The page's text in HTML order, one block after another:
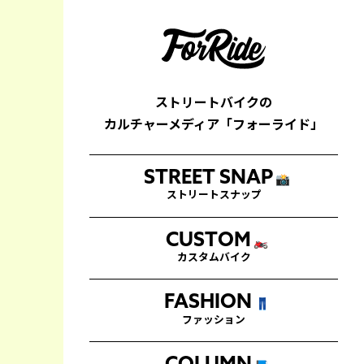
ストリートバイクの
カルチャーメディア「フォーライド」
STREET SNAP 📸
ストリートスナップ
CUSTOM 🏍
カスタムバイク
FASHION 👖
ファッション